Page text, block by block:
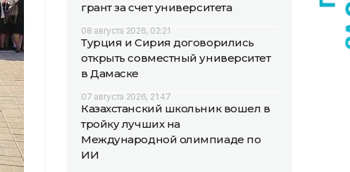
грант за счет университета
08 августа 2026, 02:21
Турция и Сирия договорились
открыть совместный университет
в Дамаске
07 августа 2026, 21:47
Казахстанский школьник вошел в
тройку лучших на
Международной олимпиаде по
ИИ